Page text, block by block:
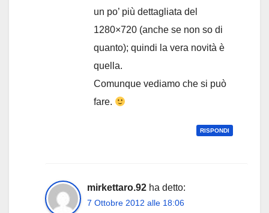
un po’ più dettagliata del
1280×720 (anche se non so di
quanto); quindi la vera novità è
quella.
Comunque vediamo che si può
fare.
RISPONDI
mirkettaro.92 ha detto:
7 Ottobre 2012 alle 18:06